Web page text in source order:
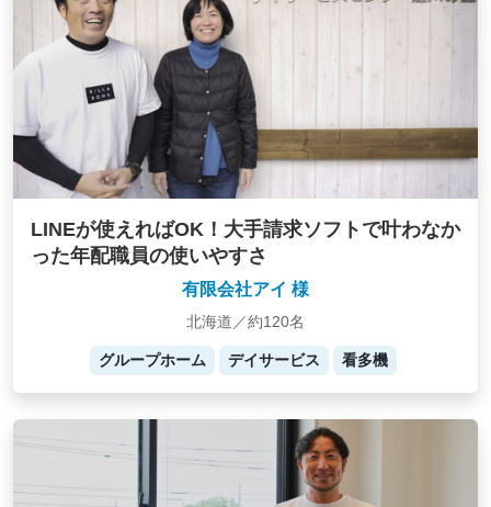
LINEが使えればOK！大手請求ソフトで叶わなか
った年配職員の使いやすさ
有限会社アイ 様
北海道／約120名
グループホーム デイサービス 看多機